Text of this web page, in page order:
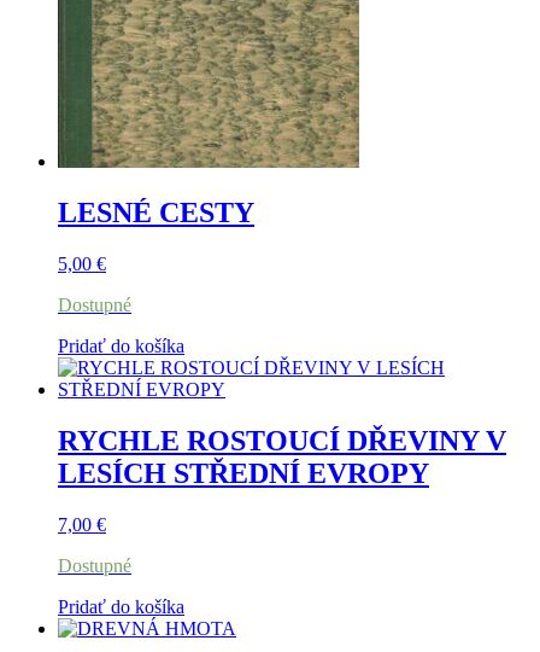
LESNÉ CESTY
5,00 €
Dostupné
Pridať do košíka
RYCHLE ROSTOUCÍ DŘEVINY V
LESÍCH STŘEDNÍ EVROPY
7,00 €
Dostupné
Pridať do košíka